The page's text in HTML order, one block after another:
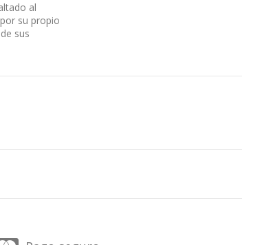
al
su propio
sus